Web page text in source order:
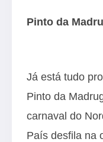
Pinto da
Já está tudo
Pinto da
carnaval do
País desfila na